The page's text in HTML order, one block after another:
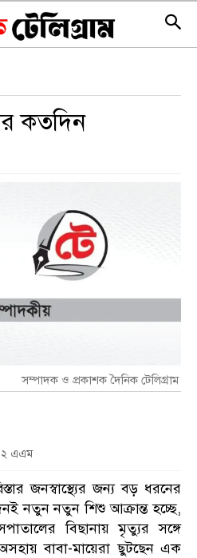
কতদিন
সম্পাদক ও প্রকাশক দৈনিক টেলিগ্রাম
এএম
জনস্বাস্থ্যের জন্য বড় ধরনের
নতুন নতুন শিশু আক্রান্ত হচ্ছে,
বিছানায় মৃত্যুর সঙ্গে
বাবা-মায়েরা ছুটছেন এক